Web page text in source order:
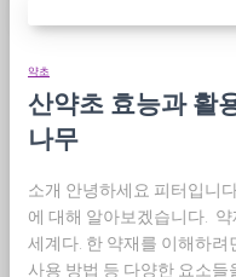
약초
산약초 효능과 활
나무
소개 안녕하세요 피터입니
에 대해 알아보겠습니다.
세계다. 한 약재를 이해하려
사용 방법 등 다양한 요소들